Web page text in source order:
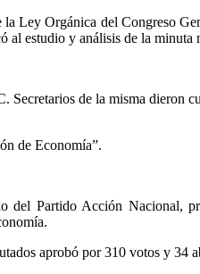
Ley Orgánica del Congreso
estudio y análisis de la minuta
de la misma dieron
de Economía”.
Partido Acción Nacional,
aprobó por 310 votos y 34